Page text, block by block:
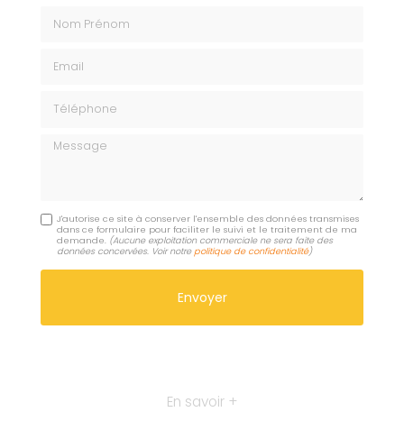
Message
J'autorise ce site à conserver l'ensemble des données transmises
dans ce formulaire pour faciliter le suivi et le traitement de ma
demande. (Aucune exploitation commerciale ne sera faite des
données concervées. Voir notre politique de confidentialité)
En savoir +